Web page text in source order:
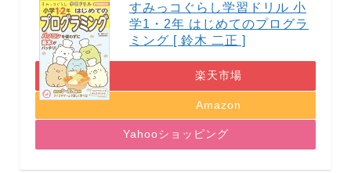
すみっコぐらし学習ドリル 小
学1・2年 はじめてのプログラ
ミング [ 鈴木 二正 ]
楽天市場
Amazon
Yahooショッピング